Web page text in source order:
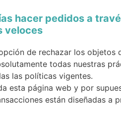
hacer pedidos a
veloces
de rechazar los objetos
todas nuestras
las políticas vigentes.
esta página web y por
están diseñadas a